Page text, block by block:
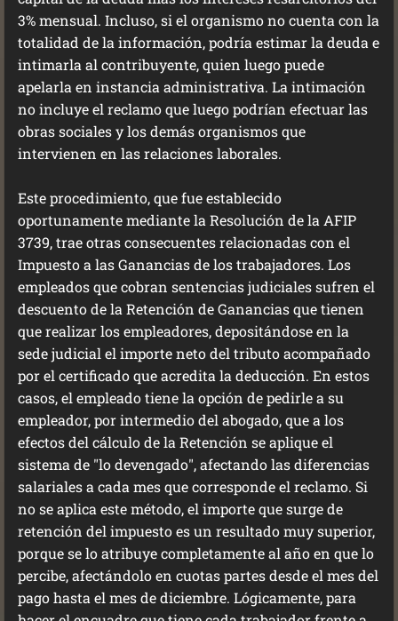
3% mensual. Incluso, si el organismo no cuenta con la
totalidad de la información, podría estimar la deuda e
intimarla al contribuyente, quien luego puede
apelarla en instancia administrativa. La intimación
no incluye el reclamo que luego podrían efectuar las
obras sociales y los demás organismos que
intervienen en las relaciones laborales.
Este procedimiento, que fue establecido
oportunamente mediante la Resolución de la AFIP
3739, trae otras consecuentes relacionadas con el
Impuesto a las Ganancias de los trabajadores. Los
empleados que cobran sentencias judiciales sufren el
descuento de la Retención de Ganancias que tienen
que realizar los empleadores, depositándose en la
sede judicial el importe neto del tributo acompañado
por el certificado que acredita la deducción. En estos
casos, el empleado tiene la opción de pedirle a su
empleador, por intermedio del abogado, que a los
efectos del cálculo de la Retención se aplique el
sistema de "lo devengado", afectando las diferencias
salariales a cada mes que corresponde el reclamo. Si
no se aplica este método, el importe que surge de
retención del impuesto es un resultado muy superior,
porque se lo atribuye completamente al año en que lo
percibe, afectándolo en cuotas partes desde el mes del
pago hasta el mes de diciembre. Lógicamente, para